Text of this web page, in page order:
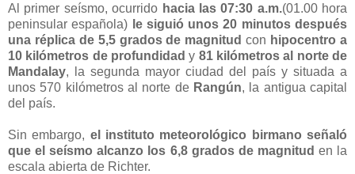
Al primer seísmo, ocurrido hacia las 07:30 a.m.(01.00 hora
peninsular española) le siguió unos 20 minutos después
una réplica de 5,5 grados de magnitud con hipocentro a
10 kilómetros de profundidad y 81 kilómetros al norte de
Mandalay, la segunda mayor ciudad del país y situada a
unos 570 kilómetros al norte de Rangún, la antigua capital
del país.
Sin embargo, el instituto meteorológico birmano señaló
que el seísmo alcanzo los 6,8 grados de magnitud en la
escala abierta de Richter.